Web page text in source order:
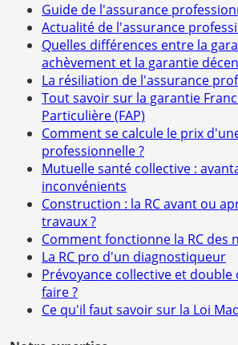
Guide de l'assurance
Actualité de l'assurance
Quelles différences entre la
achèvement et la garantie
La résiliation de l'assurance
Tout savoir sur la garantie
Particulière (FAP)
Comment se calcule le prix
professionnelle ?
Mutuelle santé collective :
inconvénients
Construction : la RC avant ou
travaux ?
Comment fonctionne la RC des
La RC pro d'un diagnostiqueur
Prévoyance collective et
faire ?
Ce qu'il faut savoir sur la Loi